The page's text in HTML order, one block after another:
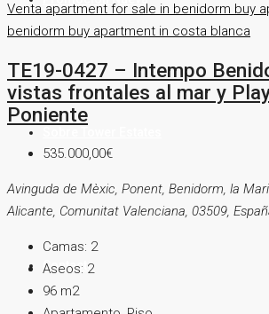
Contacto
Venta apartment for sale in benidorm buy
benidorm buy apartment in costa blanca
TE19-0427 – Intempo
vistas frontales al mar y
Poniente
535.000,00€
Avinguda de Mèxic, Ponent, Benidorm, la
Alicante, Comunitat Valenciana, 03509,
Camas: 2
Aseos: 2
96 m2